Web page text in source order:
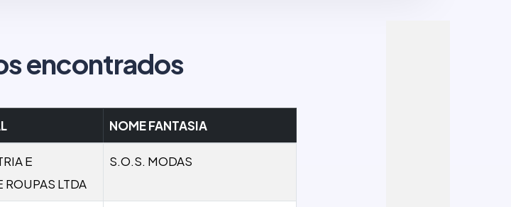
encontrados
NOME FANTASIA
E
LTDA
S.O.S. MODAS